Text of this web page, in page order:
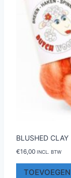
BLUSHED
€16,00 INCL. BTW